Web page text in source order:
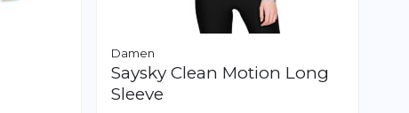
Damen
Saysky Clean Motion Long
Sleeve